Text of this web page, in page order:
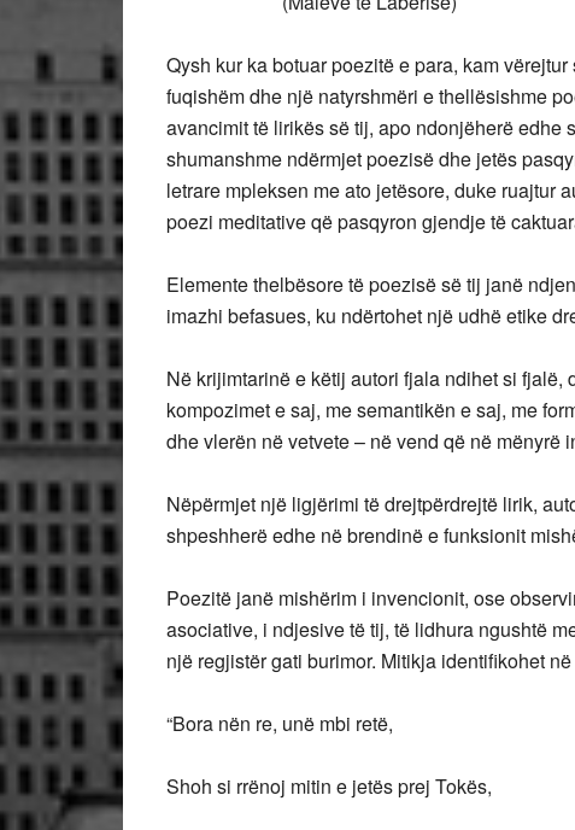
Qysh kur ka botuar poezitë e para, kam
fuqishëm dhe një natyrshmëri e thellësishme
avancimit të lirikës së tij, apo ndonjëherë edhe
shumanshme ndërmjet poezisë dhe jetës
letrare mpleksen me ato jetësore, duke ruajtur
poezi meditative që pasqyron gjendje të
Elemente thelbësore të poezisë së tij janë
imazhi befasues, ku ndërtohet një udhë etike
Në krijimtarinë e këtij autori fjala ndihet si
kompozimet e saj, me semantikën e saj, me
dhe vlerën në vetvete – në vend që në mënyrë
Nëpërmjet një ligjërimi të drejtpërdrejtë lirik,
shpeshherë edhe në brendinë e funksionit
Poezitë janë mishërim i invencionit, ose
asociative, i ndjesive të tij, të lidhura ngushtë
një regjistër gati burimor. Mitikja identifikohet
“Bora nën re, unë mbi retë,
Shoh si rrënoj mitin e jetës prej Tokës,